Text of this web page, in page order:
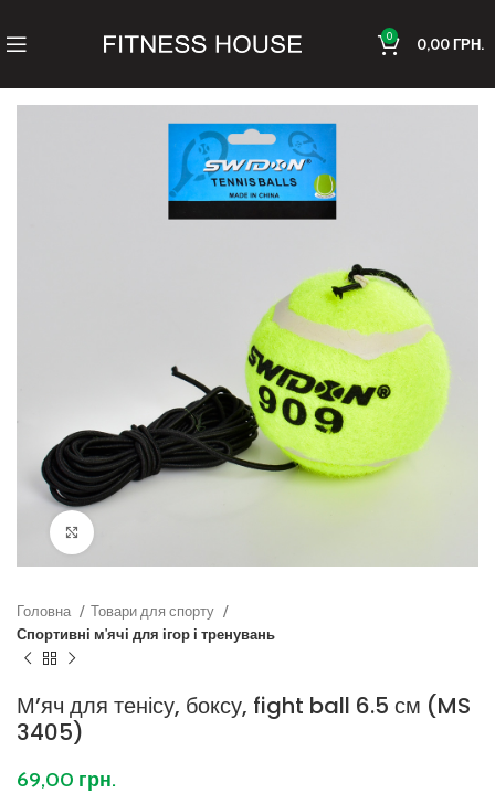
0 0,00ГРН.
Головна
Товари для спорту
Спортивні м'ячі для ігор і тренувань
М’яч для тенісу, боксу, fight ball 6.5 см (MS
3405)
69,00 грн.